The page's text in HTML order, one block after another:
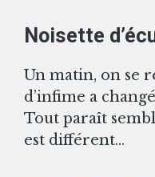
Noisette
Un matin, on se
d’infime a
Tout paraît
est différent…